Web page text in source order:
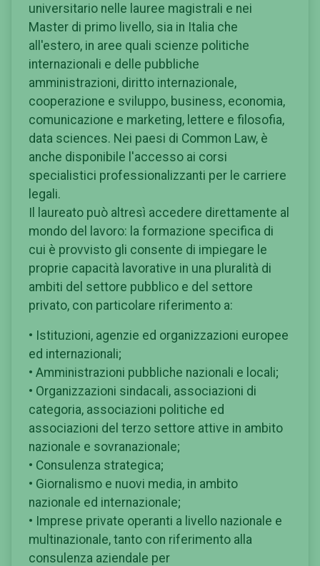
universitario nelle lauree magistrali e nei
Master di primo livello, sia in Italia che
all'estero, in aree quali scienze politiche
internazionali e delle pubbliche
amministrazioni, diritto internazionale,
cooperazione e sviluppo, business, economia,
comunicazione e marketing, lettere e filosofia,
data sciences. Nei paesi di Common Law, è
anche disponibile l'accesso ai corsi
specialistici professionalizzanti per le carriere
legali.
Il laureato può altresì accedere direttamente al
mondo del lavoro: la formazione specifica di
cui è provvisto gli consente di impiegare le
proprie capacità lavorative in una pluralità di
ambiti del settore pubblico e del settore
privato, con particolare riferimento a:
• Istituzioni, agenzie ed organizzazioni europee
ed internazionali;
• Amministrazioni pubbliche nazionali e locali;
• Organizzazioni sindacali, associazioni di
categoria, associazioni politiche ed
associazioni del terzo settore attive in ambito
nazionale e sovranazionale;
• Consulenza strategica;
• Giornalismo e nuovi media, in ambito
nazionale ed internazionale;
• Imprese private operanti a livello nazionale e
multinazionale, tanto con riferimento alla
consulenza aziendale per